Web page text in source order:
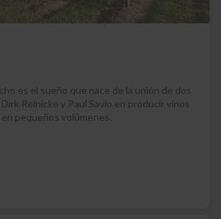
es el sueño que nace de la unión de dos
Reinicke y Paul Savio en producir vinos
pequeños volúmenes.